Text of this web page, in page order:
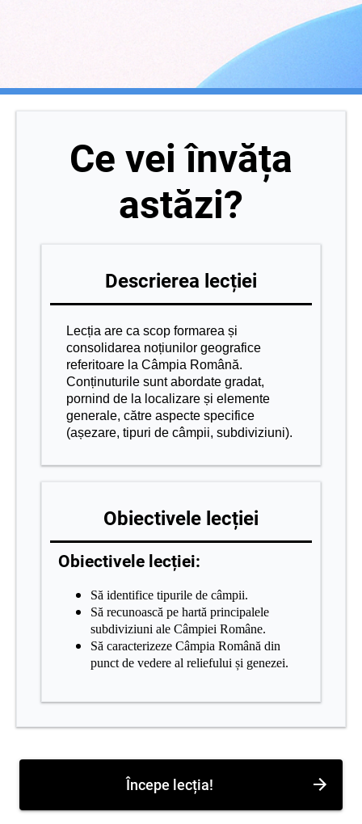
Ce vei învăța
astăzi?
Descrierea lecției
Lecția are ca scop formarea și
consolidarea noțiunilor geografice
referitoare la Câmpia Română.
Conținuturile sunt abordate gradat,
pornind de la localizare și elemente
generale, către aspecte specifice
(așezare, tipuri de câmpii, subdiviziuni).
Obiectivele lecției
Obiectivele lecției:
Să identifice tipurile de câmpii.
Să recunoască pe hartă principalele
subdiviziuni ale Câmpiei Române.
Să caracterizeze Câmpia Română din
punct de vedere al reliefului și genezei.
Începe lecția!